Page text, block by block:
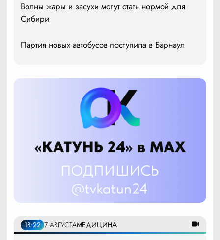
Волны жары и засухи могут стать нормой для
Сибири
Партия новых автобусов поступила в Барнаул
18:22 7 АВГУСТАМЕДИЦИНА